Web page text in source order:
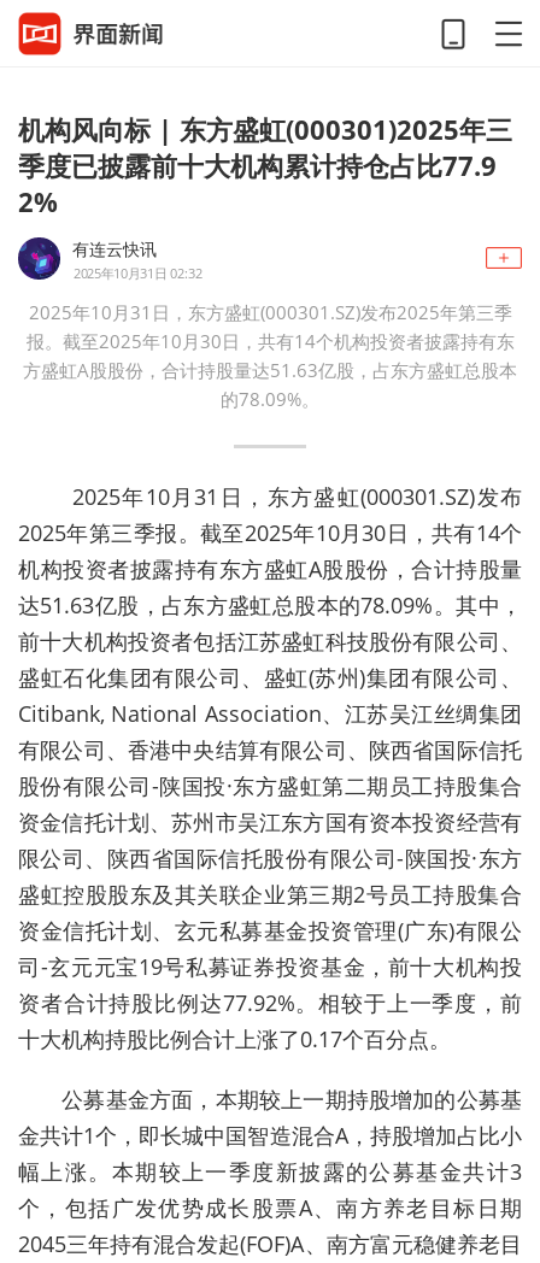
机构风向标 | 东方盛虹(000301)2025年三
季度已披露前十大机构累计持仓占比77.9
2%
有连云快讯
2025年10月31日 02:32
2025年10月31日，东方盛虹(000301.SZ)发布2025年第三季
报。截至2025年10月30日，共有14个机构投资者披露持有东
方盛虹A股股份，合计持股量达51.63亿股，占东方盛虹总股本
的78.09%。
2025年10月31日，东方盛虹(000301.SZ)发布
2025年第三季报。截至2025年10月30日，共有14个
机构投资者披露持有东方盛虹A股股份，合计持股量
达51.63亿股，占东方盛虹总股本的78.09%。其中，
前十大机构投资者包括江苏盛虹科技股份有限公司、
盛虹石化集团有限公司、盛虹(苏州)集团有限公司、
Citibank, National Association、江苏吴江丝绸集团
有限公司、香港中央结算有限公司、陕西省国际信托
股份有限公司-陕国投·东方盛虹第二期员工持股集合
资金信托计划、苏州市吴江东方国有资本投资经营有
限公司、陕西省国际信托股份有限公司-陕国投·东方
盛虹控股股东及其关联企业第三期2号员工持股集合
资金信托计划、玄元私募基金投资管理(广东)有限公
司-玄元元宝19号私募证券投资基金，前十大机构投
资者合计持股比例达77.92%。相较于上一季度，前
十大机构持股比例合计上涨了0.17个百分点。
公募基金方面，本期较上一期持股增加的公募基
金共计1个，即长城中国智造混合A，持股增加占比小
幅上涨。本期较上一季度新披露的公募基金共计3
个，包括广发优势成长股票A、南方养老目标日期
2045三年持有混合发起(FOF)A、南方富元稳健养老目